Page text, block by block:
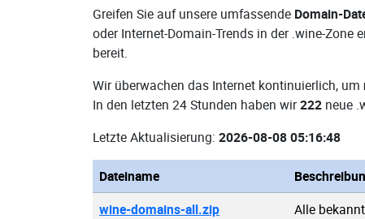
Greifen Sie auf unsere umfassende Domain-
oder Internet-Domain-Trends in der .wine-
bereit.
Wir überwachen das Internet kontinuierlich, um
In den letzten 24 Stunden haben wir222 neue
Letzte Aktualisierung: 2026-08-08 05:16:48
Dateiname
wine-domains-all.zip Alle